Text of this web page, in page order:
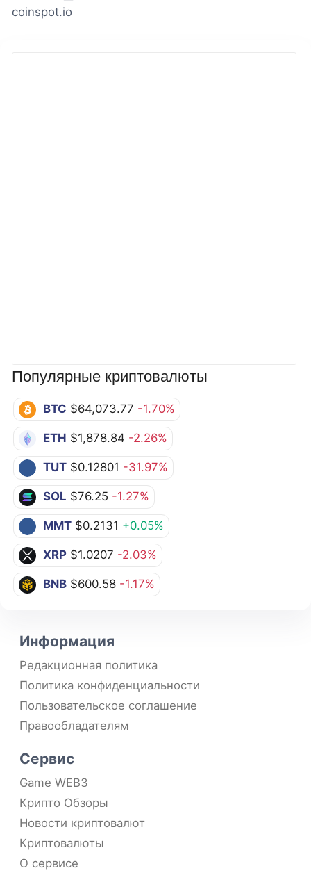
Популярные криптовалюты
BTC $64,073.77 -1.70%
ETH $1,878.84 -2.26%
TUT $0.12801 -31.97%
SOL $76.25 -1.27%
MMT $0.2131 +0.05%
XRP $1.0207 -2.03%
BNB $600.58 -1.17%
coinspot.io
Информация
Редакционная политика
Политика конфиденциальности
Пользовательское соглашение
Правообладателям
Сервис
Game WEB3
Крипто Обзоры
Новости криптовалют
Криптовалюты
О сервисе